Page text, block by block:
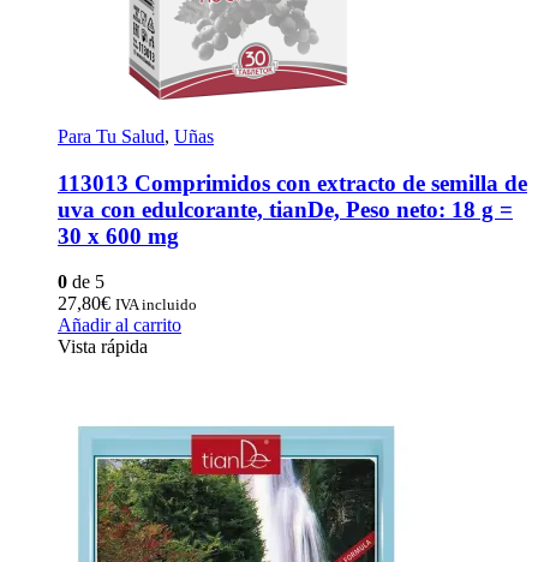
Para Tu Salud, Uñas
113013 Comprimidos con extracto de semilla de
uva con edulcorante, tianDe, Peso neto: 18 g =
30 x 600 mg
0 de 5
27,80€ IVA incluido
Añadir al carrito
Vista rápida